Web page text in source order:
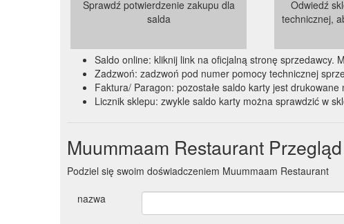
Sprawdź potwierdzenie zakupu dla
salda
Odwiedź
technicznej,
Saldo online: kliknij link na oficjalną stronę sprzedawcy.
Zadzwoń: zadzwoń pod numer pomocy technicznej
Faktura/ Paragon: pozostałe saldo karty jest
Licznik sklepu: zwykle saldo karty można sprawdzić w
Muummaam Restaurant
Podziel się swoim doświadczeniem Muummaam Restaurant
nazwa